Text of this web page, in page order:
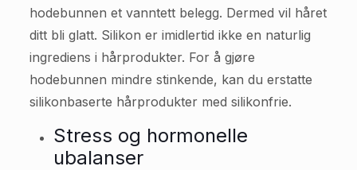
hodebunnen et vanntett belegg. Dermed vil håret
ditt bli glatt. Silikon er imidlertid ikke en naturlig
ingrediens i hårprodukter. For å gjøre
hodebunnen mindre stinkende, kan du erstatte
silikonbaserte hårprodukter med silikonfrie.
Stress og hormonelle
ubalanser